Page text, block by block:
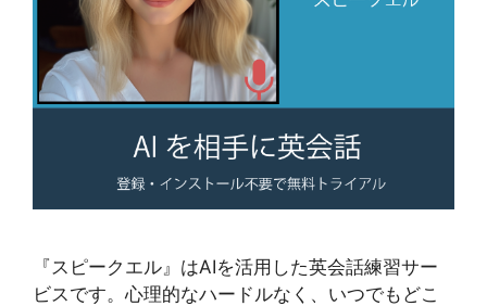
『スピークエル』はAIを活用した英会話練習サー
ビスです。心理的なハードルなく、いつでもどこ